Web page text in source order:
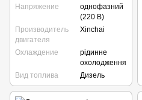
Напряжение
однофазний
(220 В)
Производитель
двигателя
Xinchai
Охлаждение
рідинне
охолодження
Вид топлива
Дизель